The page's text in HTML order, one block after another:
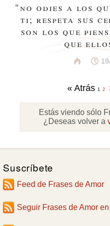
"no odies a los
ti; respeta sus
son los que
que
« Atrás 1 2
Estás viendo sólo
¿Deseas volver a
Suscríbete
Feed de Frases de Amor
Seguir Frases de Amor